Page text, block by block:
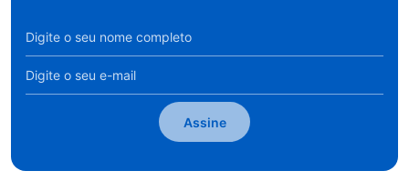
Assine